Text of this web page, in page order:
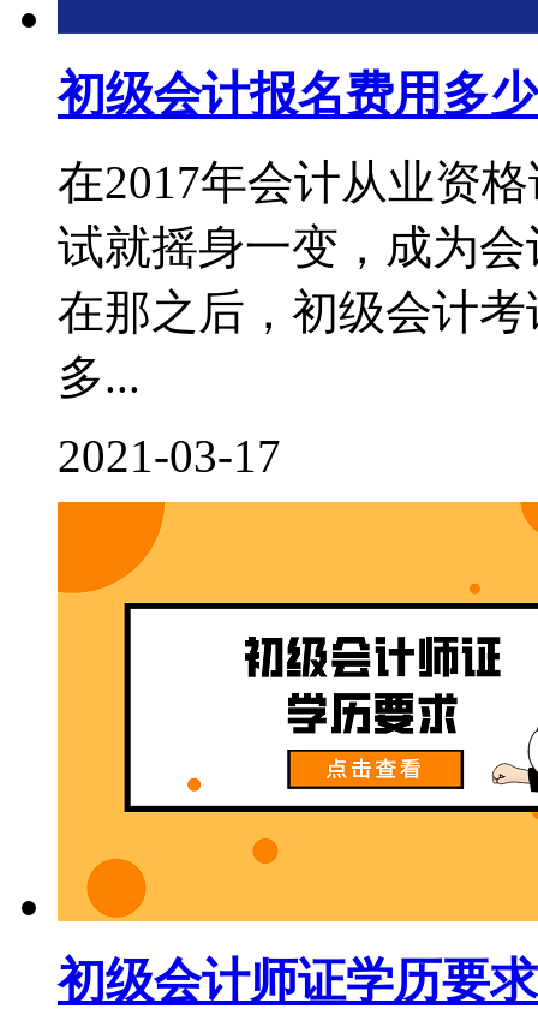
初级会计报名费用多
在2017年会计从业资
试就摇身一变，成为
在那之后，初级会计
多...
2021-03-17
初级会计师证学历要